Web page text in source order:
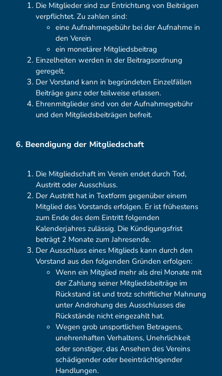
Die Mitglieder sind zur Entrichtung von Beiträgen
verpflichtet. Zu zahlen sind:
eine Aufnahmegebühr bei der Aufnahme in
den Verein
ein monetärer Mitgliedsbeitrag
Einzelheiten werden in der Beitragsordnung
geregelt.
Der Vorstand kann in begründeten Einzelfällen
Beiträge ganz oder teilweise erlassen.
Ehrenmitglieder sind von der Aufnahmegebühr
und den Mitgliedsbeiträgen befreit.
6. Beendigung der Mitgliedschaft
Die Mitgliedschaft im Verein endet durch Tod,
Austritt oder Ausschluss.
Der Austritt hat in Textform gegenüber einem
Mitglied des Vorstands erfolgen. Er ist frühestens
zum Ende des dem Eintritt folgenden
Kalenderjahres zulässig. Die Kündigungsfrist
beträgt 2 Monate zum Jahresende.
Der Ausschluss eines Mitglieds kann durch den
Vorstand aus den folgenden Gründen erfolgen:
Wenn ein Mitglied mehr als drei Monate mit
der Zahlung seiner Mitgliedsbeiträge im
Rückstand ist und trotz schriftlicher Mahnung
unter Androhung des Ausschlusses die
Rückstände nicht eingezahlt hat.
Wegen grob unsportlichen Betragens,
unehrenhaften Verhaltens, Unehrlichkeit
oder sonstiger, das Ansehen des Vereins
schädigender oder beeinträchtigender
Handlungen.